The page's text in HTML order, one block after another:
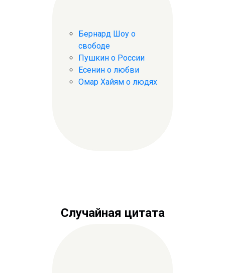
Бернард Шоу о
свободе
Пушкин о России
Есенин о любви
Омар Хайям о людях
Случайная цитата